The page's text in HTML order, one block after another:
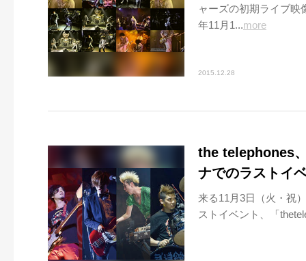
ャーズの初期ライブ映
年11月1...more
2015.12.28
the telephones
ナでのラストイ
来る11月3日（火・祝
ストイベント、「